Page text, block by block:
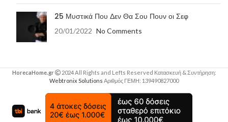
25 Μυστικά Που Δεν Θα Σου Πουν οι Σεφ
20/01/2022 No Comments
HorecaHome.gr
2024 All Rights and Lefts Reserved Κατασκευή & Συντήρηση:
Webtronix Solutions Αριθμός ΓΕΜΗ: 139490827000